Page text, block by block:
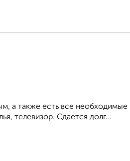
а также есть все
телевизор. Сдается долг...